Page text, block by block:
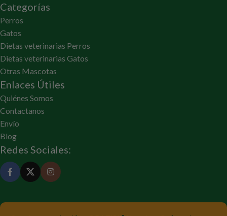
Categorías
Perros
Gatos
Dietas veterinarias Perros
Dietas veterinarias Gatos
Otras Mascotas
Enlaces Útiles
Quiénes Somos
Contactanos
Envío
Blog
Redes Sociales: